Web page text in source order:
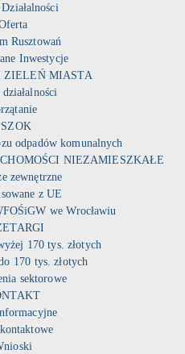
Rusztowań
Inwestycje
ZIELEŃ MIASTA
odpadów komunalnych
NIEZAMIESZKAŁE
zewnętrzne
z UE
we Wrocławiu
170 tys. złotych
170 tys. złotych
sektorowe